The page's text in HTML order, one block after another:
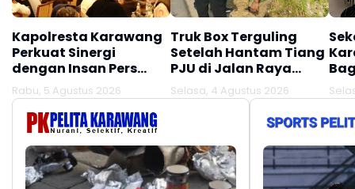
Kapolresta Karawang
Perkuat Sinergi
dengan Insan Pers
Melalui Silaturahmi
Bersama Media
Rabu, 5 Agustus 2026
Truk Box Terguling
Setelah Hantam Tiang
PJU di Jalan Raya
Interchange
Karawang Barat
Selasa, 4 Agustus 2026